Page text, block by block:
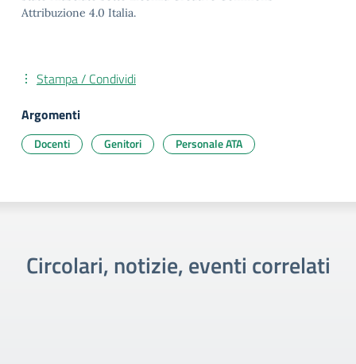
Attribuzione 4.0 Italia.
Stampa / Condividi
Argomenti
Docenti Genitori Personale ATA
Circolari, notizie, eventi correlati